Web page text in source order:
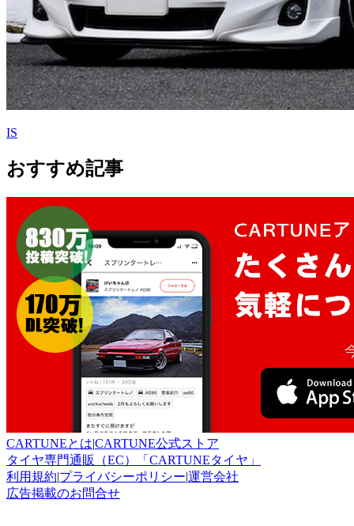
IS
おすすめ記事
CARTUNEとは|CARTUNE公式ストア
タイヤ専門通販（EC）「CARTUNEタイヤ」
利用規約|プライバシーポリシー|運営会社
広告掲載のお問合せ